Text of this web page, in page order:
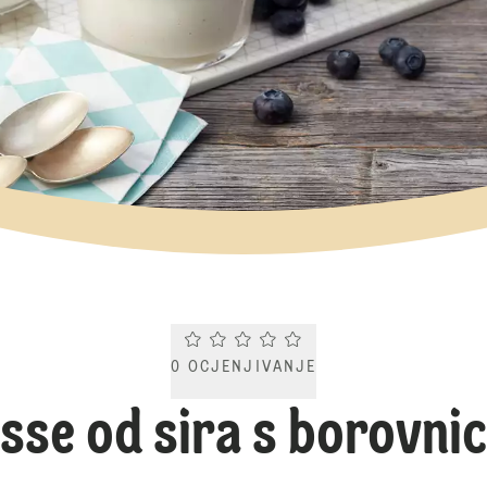
Current rating 0.0. Click to rate.
0 OCJENJIVANJE
od sira s